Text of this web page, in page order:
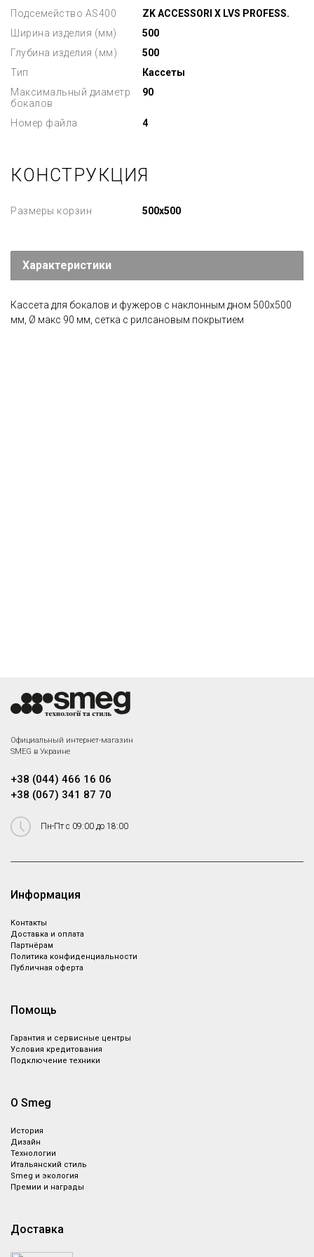
Подсемейство AS400
ZK ACCESSORI X LVS PROFESS.
Ширина изделия (мм)
500
Глубина изделия (мм)
500
Тип
Кассеты
Максимальный диаметр
бокалов
90
Номер файла 4
КОНСТРУКЦИЯ
Размеры корзин 500x500
Характеристики
Кассета для бокалов и фужеров с наклонным дном 500х500
мм, Ø макс 90 мм, сетка с рилсановым покрытием
Официальный интернет-магазин
SMEG в Украине
+38 (044) 466 16 06
+38 (067) 341 87 70
Пн-Пт с 09:00 до 18:00
Информация
Контакты
Доставка и оплата
Партнёрам
Политика конфиденциальности
Публичная оферта
Помощь
Гарантия и сервисные центры
Условия кредитования
Подключение техники
О Smeg
История
Дизайн
Технологии
Итальянский стиль
Smeg и экология
Премии и награды
Доставка